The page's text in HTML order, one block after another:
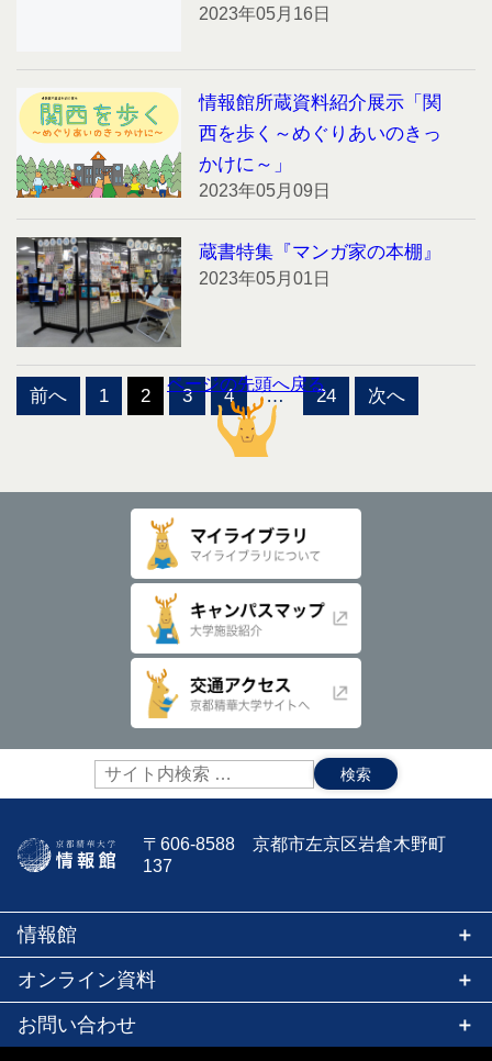
2023年05月16日
情報館所蔵資料紹介展示「関
西を歩く～めぐりあいのきっ
かけに～」
2023年05月09日
蔵書特集『マンガ家の本棚』
2023年05月01日
投
稿
前へ 1 2 3 4 … 24 次へ
ページの先頭へ戻る
サ
イ
ト
検
索:
〒606-8588 京都市左京区岩倉木野町
137
情報館
オンライン資料
お問い合わせ